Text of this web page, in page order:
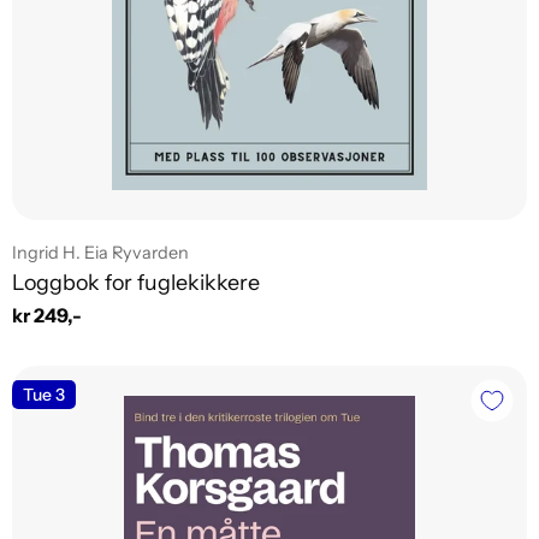
Leverandør:
Ingrid H. Eia Ryvarden
Loggbok for fuglekikkere
Vanlig
kr 249,-
Tue 3